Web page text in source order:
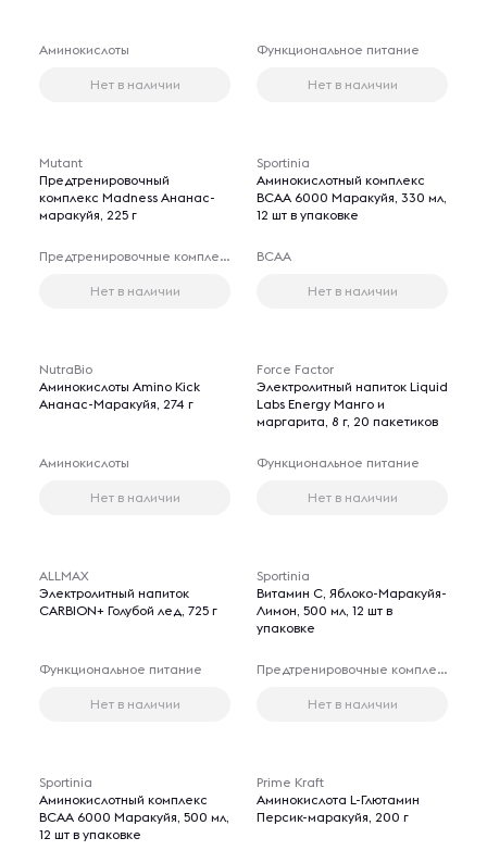
Аминокислоты
Нет в наличии
Функциональное питание
Нет в наличии
Mutant
Предтренировочный
комплекс Madness Ананас-
маракуйя, 225 г
Предтренировочные комплексы
Нет в наличии
Sportinia
Аминокислотный комплекс
ВСАА 6000 Маракуйя, 330 мл,
12 шт в упаковке
BCAA
Нет в наличии
NutraBio
Аминокислоты Amino Kick
Ананас-Маракуйя, 274 г
Аминокислоты
Нет в наличии
Force Factor
Электролитный напиток Liquid
Labs Energy Манго и
маргарита, 8 г, 20 пакетиков
Функциональное питание
Нет в наличии
ALLMAX
Электролитный напиток
CARBION+ Голубой лед, 725 г
Функциональное питание
Нет в наличии
Sportinia
Витамин С, Яблоко-Маракуйя-
Лимон, 500 мл, 12 шт в
упаковке
Предтренировочные комплексы
Нет в наличии
Sportinia
Аминокислотный комплекс
BCAA 6000 Маракуйя, 500 мл,
12 шт в упаковке
Prime Kraft
Аминокислота L-Глютамин
Персик-маракуйя, 200 г